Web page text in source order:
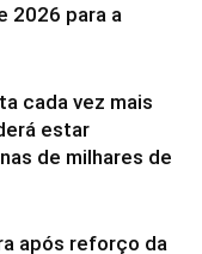
2026 para a
cada vez mais
estar
de milhares de
após reforço da